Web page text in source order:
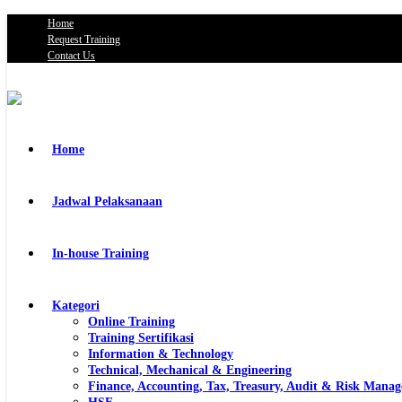
Home
Request Training
Contact Us
Home
Jadwal Pelaksanaan
In-house Training
Kategori
Online Training
Training Sertifikasi
Information & Technology
Technical, Mechanical & Engineering
Finance, Accounting, Tax, Treasury, Audit & Risk